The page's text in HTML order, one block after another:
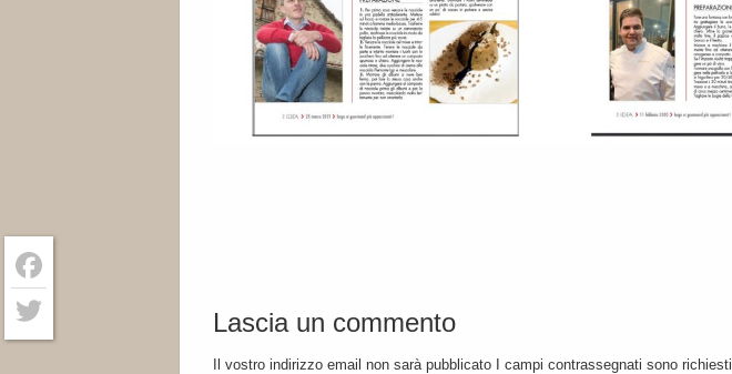
Lascia un commento
Il vostro indirizzo email non sarà pubblicato I campi contrassegnati sono richiesti
Facebook
Twitter